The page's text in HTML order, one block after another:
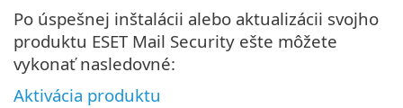
Po úspešnej inštalácii alebo aktualizácii svojho
produktu ESET Mail Security ešte môžete
vykonať nasledovné:
Aktivácia produktu